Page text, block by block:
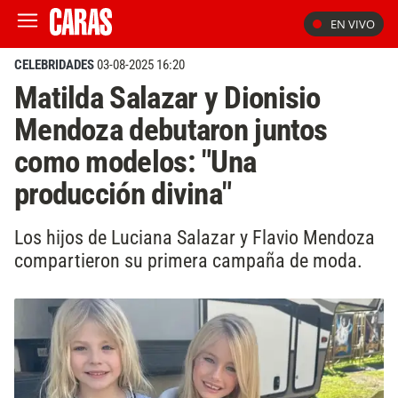
EN VIVO
CELEBRIDADES03-08-2025 16:20
Matilda Salazar y Dionisio
Mendoza debutaron juntos
como modelos: "Una
producción divina"
Los hijos de Luciana Salazar y Flavio Mendoza
compartieron su primera campaña de moda.